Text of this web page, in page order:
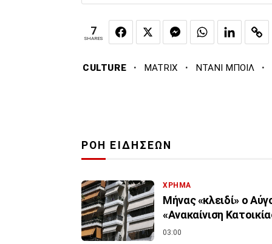
7
SHARES
CULTURE · MATRIX · ΝΤΑΝΙ ΜΠΟΙΛ ·
ΡΟΗ ΕΙΔΗΣΕΩΝ
ΧΡΗΜΑ
Μήνας «κλειδί» ο
«Ανακαίνιση
03:00